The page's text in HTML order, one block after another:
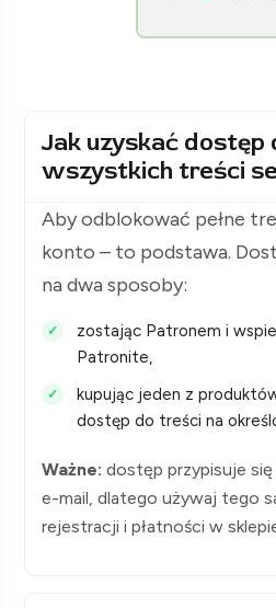
Jak uzyskać dostęp
wszystkich treści
Aby odblokować pełne
konto – to podstawa.
na dwa sposoby:
zostając Patronem i
Patronite,
kupując jeden z
dostęp do treści na
Ważne: dostęp przypisuje
e-mail, dlatego używaj tego
rejestracji i płatności w